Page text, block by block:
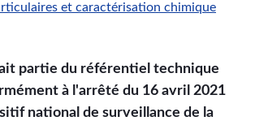
et caractérisation chimique
partie du référentiel technique
à l'arrêté du 16 avril 2021
national de surveillance de la